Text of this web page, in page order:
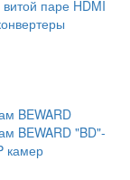
паре HDMI
BEWARD
BEWARD "BD"-
камер